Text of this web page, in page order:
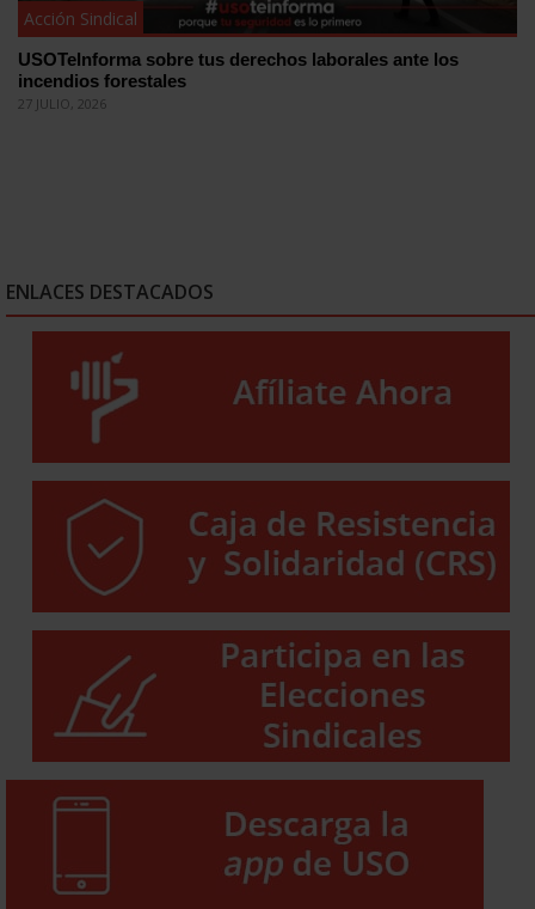
Acción Sindical
USOTeInforma sobre tus derechos laborales ante los
incendios forestales
27 JULIO, 2026
ENLACES DESTACADOS